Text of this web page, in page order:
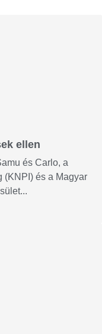
ellen
és Carlo, a
(KNPI) és a Magyar